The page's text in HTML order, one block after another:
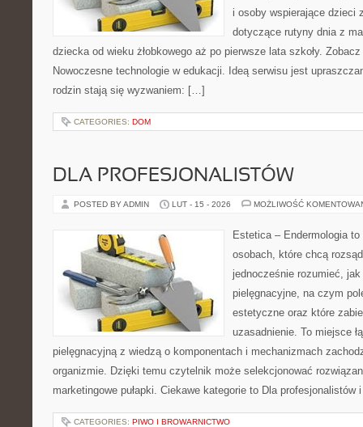
i osoby wspierające dzieci
dotyczące rutyny dnia z
dziecka od wieku żłobkowego aż po pierwsze lata szkoły.
Nowoczesne technologie w edukacji. Ideą serwisu jest
rodzin stają się wyzwaniem: […]
CATEGORIES: DOM
DLA PROFESJONALISTÓW
POSTED BY ADMIN LUT - 15 - 2026 MOŻLIWOŚĆ
Estetica – Endermologia
osobach, które chcą
jednocześnie rozumieć, jak
pielęgnacyjne, na czym
estetyczne oraz które
uzasadnienie. To miejsce
pielęgnacyjną z wiedzą o komponentach i mechanizmach
organizmie. Dzięki temu czytelnik może selekcjonować
marketingowe pułapki. Ciekawe kategorie to Dla
CATEGORIES: PIWO I BROWARNICTWO